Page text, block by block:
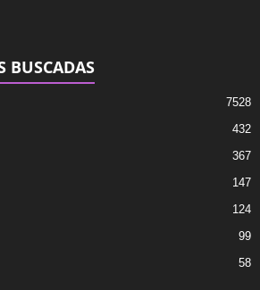
BUSCADAS
7528
432
367
147
124
99
58